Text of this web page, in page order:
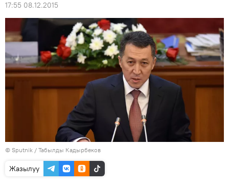
17:55 08.12.2015
© Sputnik / Табылды Кадырбеков
Жазылуу